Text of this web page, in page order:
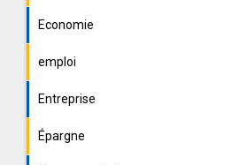
Economie
emploi
Entreprise
Épargne